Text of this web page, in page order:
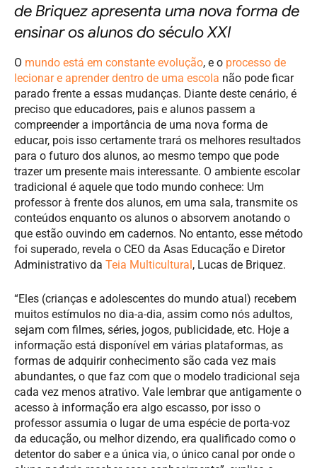
de Briquez apresenta uma nova forma de
ensinar os alunos do século XXI
O mundo está em constante evolução, e o processo de
lecionar e aprender dentro de uma escola não pode ficar
parado frente a essas mudanças. Diante deste cenário, é
preciso que educadores, pais e alunos passem a
compreender a importância de uma nova forma de
educar, pois isso certamente trará os melhores resultados
para o futuro dos alunos, ao mesmo tempo que pode
trazer um presente mais interessante. O ambiente escolar
tradicional é aquele que todo mundo conhece: Um
professor à frente dos alunos, em uma sala, transmite os
conteúdos enquanto os alunos o absorvem anotando o
que estão ouvindo em cadernos. No entanto, esse método
foi superado, revela o CEO da Asas Educação e Diretor
Administrativo da Teia Multicultural, Lucas de Briquez.
“Eles (crianças e adolescentes do mundo atual) recebem
muitos estímulos no dia-a-dia, assim como nós adultos,
sejam com filmes, séries, jogos, publicidade, etc. Hoje a
informação está disponível em várias plataformas, as
formas de adquirir conhecimento são cada vez mais
abundantes, o que faz com que o modelo tradicional seja
cada vez menos atrativo. Vale lembrar que antigamente o
acesso à informação era algo escasso, por isso o
professor assumia o lugar de uma espécie de porta-voz
da educação, ou melhor dizendo, era qualificado como o
detentor do saber e a única via, o único canal por onde o